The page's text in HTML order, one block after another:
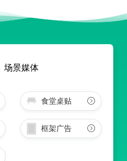
场景媒体
食堂桌贴
框架广告